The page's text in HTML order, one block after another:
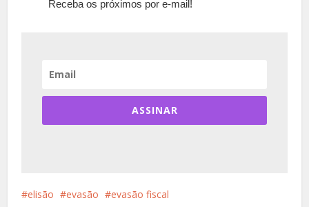
Receba os próximos por e-mail!
ASSINAR
elisão evasão evasão fiscal